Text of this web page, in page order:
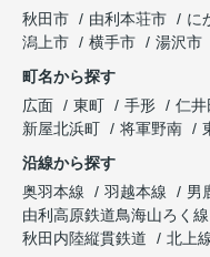
秋田市
由利本荘市 に
潟上市
横手市 湯沢市
町名から探す
広面
東町 手形 仁井
新屋北浜町
将軍野南
沿線から探す
奥羽本線
羽越本線 男
由利高原鉄道鳥海山ろく線
秋田内陸縦貫鉄道
北上